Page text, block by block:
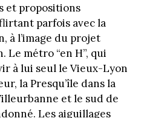
et propositions
parfois avec la
à l’image du projet
Le métro “en H”, qui
à lui seul le Vieux-Lyon
la Presqu’île dans la
et le sud de
Les aiguillages